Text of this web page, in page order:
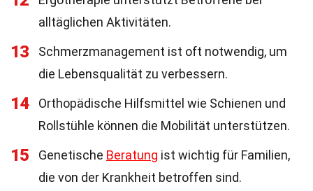
alltäglichen Aktivitäten.
13
Schmerzmanagement ist oft notwendig, um
die Lebensqualität zu verbessern.
14
Orthopädische Hilfsmittel wie Schienen und
Rollstühle können die Mobilität unterstützen.
15 Genetische Beratung ist wichtig für Familien,
die von der Krankheit betroffen sind.